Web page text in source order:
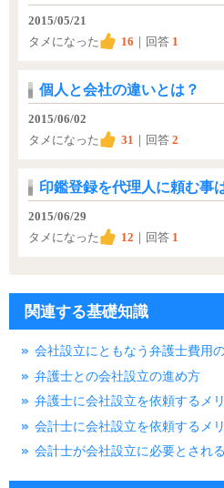
2015/05/21
タメになった
16 ｜回答 1
個人と会社の違いとは？
2015/06/02
タメになった
31 ｜回答 2
印鑑登録を代理人に頼む事
2015/06/29
タメになった
12 ｜回答 1
関連する基礎知識
会社設立にともなう弁護士費用
弁護士との会社設立の進め方
弁護士に会社設立を依頼するメ
会計士に会社設立を依頼するメ
会計士が会社設立に必要とされ